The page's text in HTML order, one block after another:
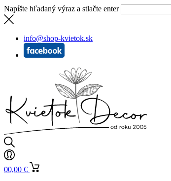
Napíšte hľadaný výraz a stlačte enter
info@shop-kvietok.sk
00,00 €